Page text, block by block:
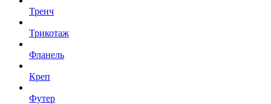
Тренч
Трикотаж
Фланель
Креп
Футер